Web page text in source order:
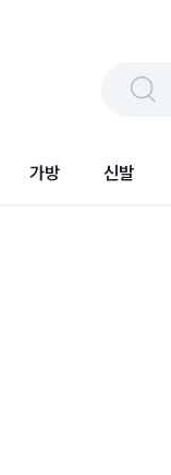
가방 신발